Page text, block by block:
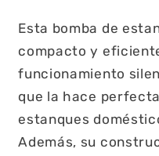
Esta bomba de
compacto y
funcionamiento
que la hace
estanques
Además, su